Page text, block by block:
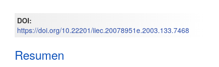
artículo
DOI:
https://doi.org/10.22201/iiec.20078951e.2003.133.7468
Resumen